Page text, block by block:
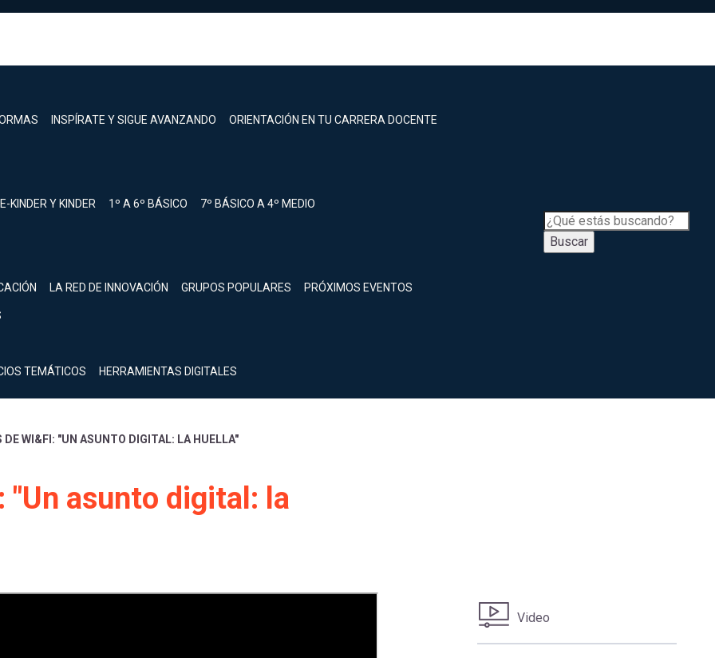
INSPÍRATE Y SIGUE AVANZANDO ORIENTACIÓN EN TU CARRERA DOCENTE
KINDER Y KINDER 1º A 6º BÁSICO 7º BÁSICO A 4º MEDIO
LA RED DE INNOVACIÓN GRUPOS POPULARES PRÓXIMOS EVENTOS
TEMÁTICOS HERRAMIENTAS DIGITALES
Buscar
DE WI&FI: "UN ASUNTO DIGITAL: LA HUELLA"
"Un asunto digital: la
Video
Inicia sesión.